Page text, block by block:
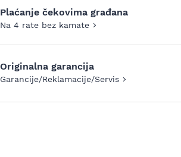
Plaćanje čekovima građana
Na 4 rate bez kamate
Originalna garancija
Garancije/Reklamacije/Servis